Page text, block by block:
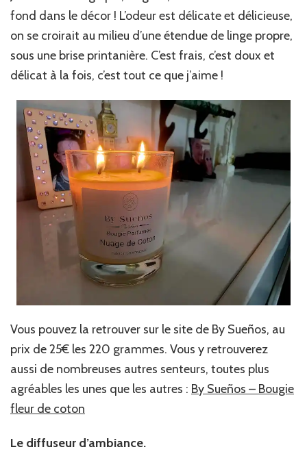
fond dans le décor ! L’odeur est délicate et délicieuse,
on se croirait au milieu d’une étendue de linge propre,
sous une brise printanière. C’est frais, c’est doux et
délicat à la fois, c’est tout ce que j’aime !
Vous pouvez la retrouver sur le site de By Sueños, au
prix de 25€ les 220 grammes. Vous y retrouverez
aussi de nombreuses autres senteurs, toutes plus
agréables les unes que les autres : By Sueños – Bougie
fleur de coton
Le diffuseur d’ambiance.